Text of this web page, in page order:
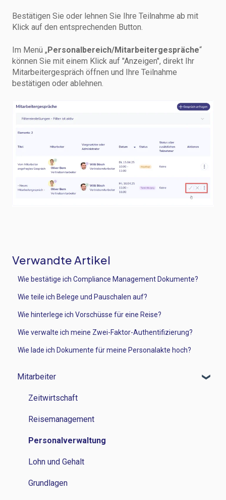
Bestätigen Sie oder lehnen Sie Ihre Teilnahme ab mit
Klick auf den entsprechenden Button.
Im Menü „Personalbereich/Mitarbeitergespräche“
können Sie mit einem Klick auf "Anzeigen", direkt Ihr
Mitarbeitergespräch öffnen und Ihre Teilnahme
bestätigen oder ablehnen.
Verwandte Artikel
Wie bestätige ich Compliance Management Dokumente?
Wie teile ich Belege und Pauschalen auf?
Wie hinterlege ich Vorschüsse für eine Reise?
Wie verwalte ich meine Zwei-Faktor-Authentifizierung?
Wie lade ich Dokumente für meine Personalakte hoch?
Mitarbeiter
Zeitwirtschaft
Reisemanagement
Personalverwaltung
Lohn und Gehalt
Grundlagen